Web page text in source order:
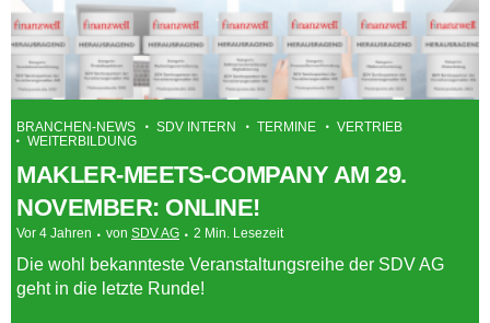
BRANCHEN-NEWS SDV INTERN TERMINE
VERTRIEB
WEITERBILDUNG
MAKLER-MEETS-COMPANY AM 29.
NOVEMBER: ONLINE!
Vor 4 Jahren von SDV AG 2 Min. Lesezeit
Die wohl bekannteste Veranstaltungsreihe der SDV AG
geht in die letzte Runde!